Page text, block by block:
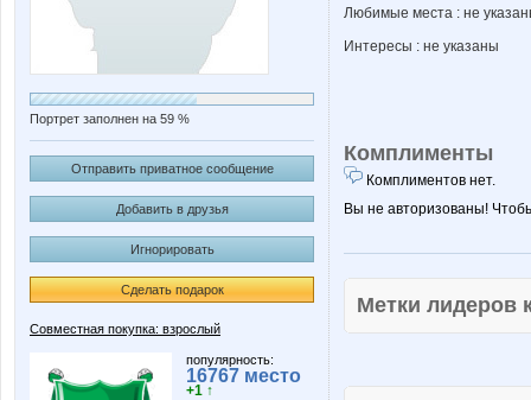
Портрет заполнен на 59 %
Отправить приватное сообщение
Добавить в друзья
Игнорировать
Сделать подарок
Совместная покупка: взрослый
популярность:
16767 место
+1 ↑
Любимые места : не
Интересы : не указаны
Комплименты
Комплиментов нет.
Вы не авторизованы!
Метки